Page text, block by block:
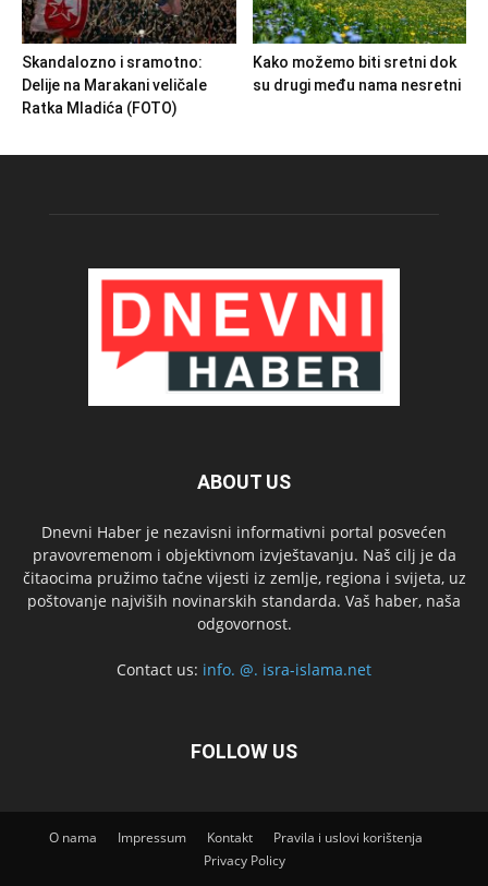
Skandalozno i sramotno:
Delije na Marakani veličale
Ratka Mladića (FOTO)
Kako možemo biti sretni dok
su drugi među nama nesretni
ABOUT US
Dnevni Haber je nezavisni informativni portal posvećen
pravovremenom i objektivnom izvještavanju. Naš cilj je da
čitaocima pružimo tačne vijesti iz zemlje, regiona i svijeta, uz
poštovanje najviših novinarskih standarda. Vaš haber, naša
odgovornost.
Contact us: info. @. isra-islama.net
FOLLOW US
O nama Impressum Kontakt
Pravila i uslovi korištenja
Privacy Policy